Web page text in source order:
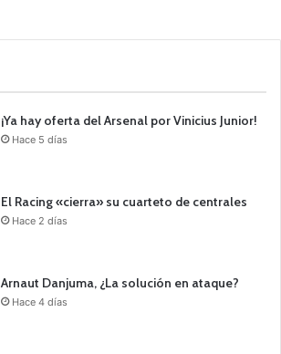
¡Ya hay oferta del Arsenal por Vinicius Junior!
Hace 5 días
El Racing «cierra» su cuarteto de centrales
Hace 2 días
Arnaut Danjuma, ¿La solución en ataque?
Hace 4 días